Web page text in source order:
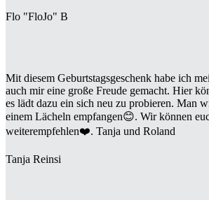
Flo "FloJo" B
Mit diesem Geburtstagsgeschenk habe ich
auch mir eine große Freude gemacht. Hier
es lädt dazu ein sich neu zu probieren. Man
einem Lächeln empfangen😊. Wir können
weiterempfehlen❤️. Tanja und Roland
Tanja Reinsi